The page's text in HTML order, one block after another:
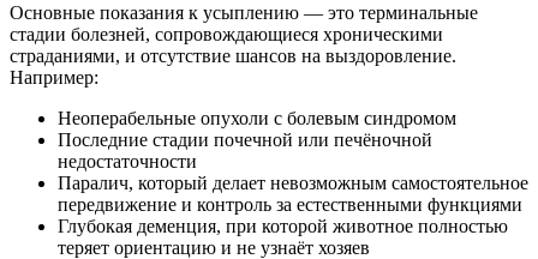
Основные показания к усыплению — это терминальные
стадии болезней, сопровождающиеся хроническими
страданиями, и отсутствие шансов на выздоровление.
Например:
Неоперабельные опухоли с болевым синдромом
Последние стадии почечной или печёночной
недостаточности
Паралич, который делает невозможным самостоятельное
передвижение и контроль за естественными функциями
Глубокая деменция, при которой животное полностью
теряет ориентацию и не узнаёт хозяев